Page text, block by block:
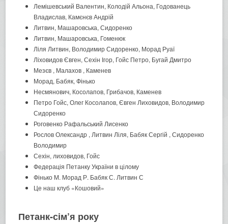
Лемішевський Валентин, Колодій Альона, Годованець
Владислав, Камєнєв Андрій
Литвин, Машаровська, Сидоренко
Литвин, Машаровська, Гоменюк
Ліля Литвин, Володимир Сидоренко, Морад Руаї
Ліховидов Євген, Сехін Ігор, Гойс Петро, Бугай Дмитро
Мезєв , Малахов , Каменев
Морад, Бабяк, Фінько
Несмянович, Косолапов, Грибачов, Каменев
Петро Гойс, Олег Косолапов, Євген Лиховидов, Володимир
Сидоренко
Роговенко Рафальський Лисенко
Рослов Олександр , Литвин Ліля, Бабяк Сергій , Сидоренко
Володимир
Сехін, лиховидов, Гойс
Федерація Петанку України в цілому
Фінько М. Морад Р. Бабяк С. Литвин С
Це наш клуб «Кошовий»
Петанк-сім’я року